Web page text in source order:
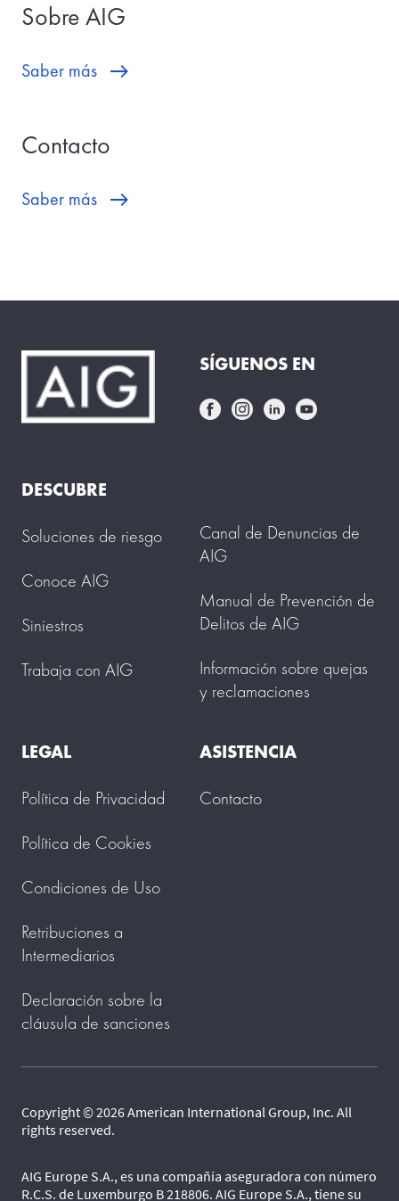
Sobre AIG
Saber más
Contacto
Saber más
SÍGUENOS EN
DESCUBRE
Soluciones de riesgo
Conoce AIG
Siniestros
Trabaja con AIG
Canal de Denuncias de
AIG
Manual de Prevención de
Delitos de AIG
Información sobre quejas
y reclamaciones
LEGAL
Política de Privacidad
Política de Cookies
Condiciones de Uso
Retribuciones a
Intermediarios
Declaración sobre la
cláusula de sanciones
ASISTENCIA
Contacto
Copyright © 2026 American International Group, Inc. All
rights reserved.
AIG Europe S.A., es una compañía aseguradora con número
R.C.S. de Luxemburgo B 218806. AIG Europe S.A., tiene su